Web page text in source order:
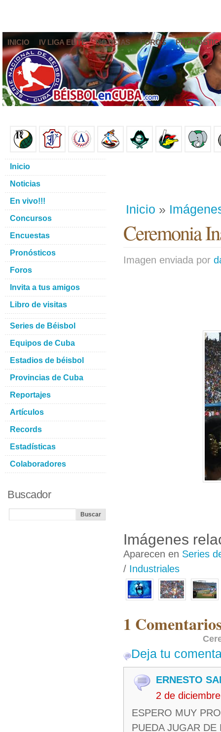
INICIO IV LIGA ELITE NOTICIAS FOROS
Inicio »
Ceremonia
Imagen enviada por
Imágenes
Aparecen en Series
/ Industriales
1
Deja tu
ERNESTO
2 de
ESPERO MUY
PUEDA JUGAR
Inicio
Noticias
En vivo!!!
Concursos
Encuestas
Pronósticos
Foros
Invita a tus amigos
Libro de visitas
Series de Béisbol
Equipos de Cuba
Estadios de béisbol
Provincias de Cuba
Reportajes
Artículos
Records
Estadísticas
Colaboradores
Buscador